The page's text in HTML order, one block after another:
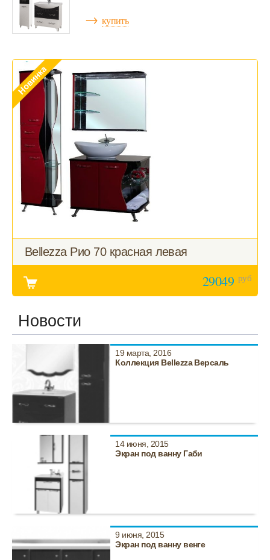
→ купить
Bellezza Рио 70 красная левая
29049 руб
Новости
19 марта, 2016
Коллекция Bellezza Версаль
14 июня, 2015
Экран под ванну Габи
9 июня, 2015
Экран под ванну венге